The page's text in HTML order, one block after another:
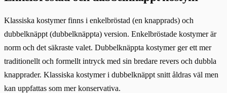
Klassiska kostymer finns i enkelbröstad (en knapprads) och
dubbelknäppt (dubbelknäppta) version. Enkelbröstade kostymer är
norm och det säkraste valet. Dubbelknäppta kostymer ger ett mer
traditionellt och formellt intryck med sin bredare revers och dubbla
knapprader. Klassiska kostymer i dubbelknäppt snitt åldras väl men
kan uppfattas som mer konservativa.